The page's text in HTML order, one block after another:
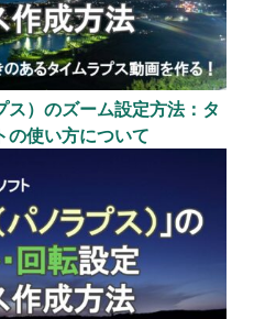
）のズーム設定方法：タ
の使い方について